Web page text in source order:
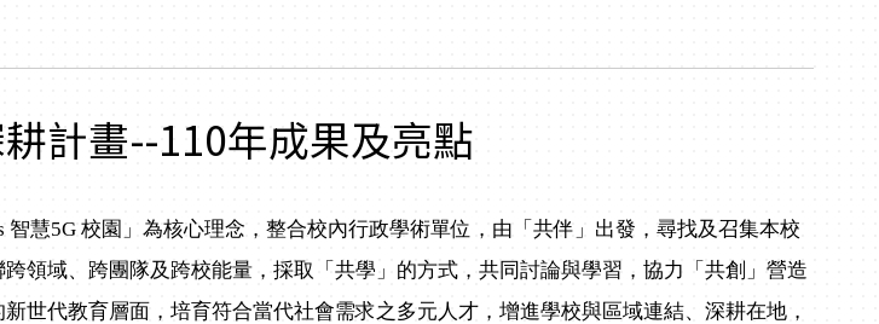
計畫--110年成果及亮點
慧5G 校園」為核心理念，整合校內行政學術單位，由「共伴」出發，尋找及召集本校
領域、跨團隊及跨校能量，採取「共學」的方式，共同討論與學習，協力「共創」營造
世代教育層面，培育符合當代社會需求之多元人才，增進學校與區域連結、深耕在地，